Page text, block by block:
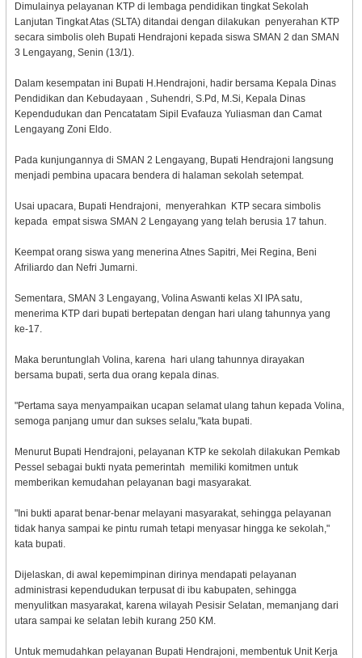
Dimulainya pelayanan KTP di lembaga pendidikan tingkat Sekolah
Lanjutan Tingkat Atas (SLTA) ditandai dengan dilakukan penyerahan KTP
secara simbolis oleh Bupati Hendrajoni kepada siswa SMAN 2 dan SMAN
3 Lengayang, Senin (13/1).
Dalam kesempatan ini Bupati H.Hendrajoni, hadir bersama Kepala Dinas
Pendidikan dan Kebudayaan , Suhendri, S.Pd, M.Si, Kepala Dinas
Kependudukan dan Pencatatam Sipil Evafauza Yuliasman dan Camat
Lengayang Zoni Eldo.
Pada kunjungannya di SMAN 2 Lengayang, Bupati Hendrajoni langsung
menjadi pembina upacara bendera di halaman sekolah setempat.
Usai upacara, Bupati Hendrajoni, menyerahkan KTP secara simbolis
kepada empat siswa SMAN 2 Lengayang yang telah berusia 17 tahun.
Keempat orang siswa yang menerina Atnes Sapitri, Mei Regina, Beni
Afriliardo dan Nefri Jumarni.
Sementara, SMAN 3 Lengayang, Volina Aswanti kelas XI IPA satu,
menerima KTP dari bupati bertepatan dengan hari ulang tahunnya yang
ke-17.
Maka beruntunglah Volina, karena hari ulang tahunnya dirayakan
bersama bupati, serta dua orang kepala dinas.
"Pertama saya menyampaikan ucapan selamat ulang tahun kepada Volina,
semoga panjang umur dan sukses selalu,"kata bupati.
Menurut Bupati Hendrajoni, pelayanan KTP ke sekolah dilakukan Pemkab
Pessel sebagai bukti nyata pemerintah memiliki komitmen untuk
memberikan kemudahan pelayanan bagi masyarakat.
"Ini bukti aparat benar-benar melayani masyarakat, sehingga pelayanan
tidak hanya sampai ke pintu rumah tetapi menyasar hingga ke sekolah,"
kata bupati.
Dijelaskan, di awal kepemimpinan dirinya mendapati pelayanan
administrasi kependudukan terpusat di ibu kabupaten, sehingga
menyulitkan masyarakat, karena wilayah Pesisir Selatan, memanjang dari
utara sampai ke selatan lebih kurang 250 KM.
Untuk memudahkan pelayanan Bupati Hendrajoni, membentuk Unit Kerja